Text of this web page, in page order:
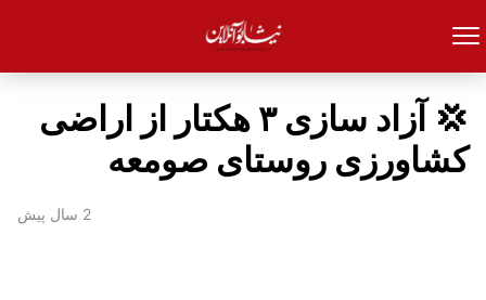
💢 آزاد سازی ۳ هکتار از اراضی
کشاورزی روستای صومعه
2 سال پیش